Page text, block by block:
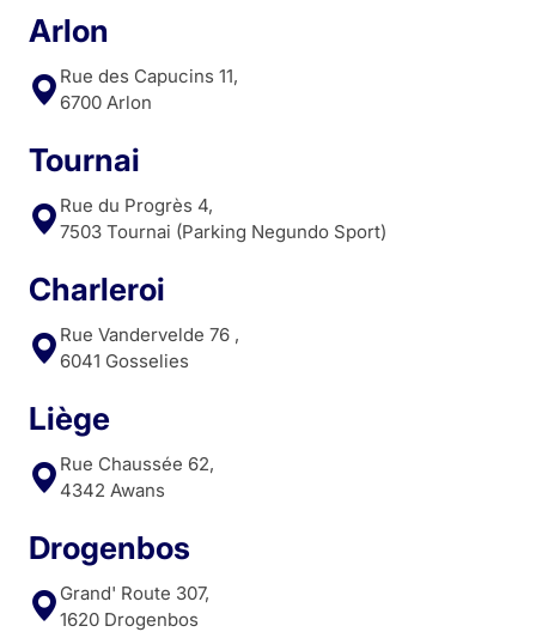
Arlon
Rue des Capucins 11,
6700 Arlon
Tournai
Rue du Progrès 4,
7503 Tournai (Parking Negundo Sport)
Charleroi
Rue Vandervelde 76 ,
6041 Gosselies
Liège
Rue Chaussée 62,
4342 Awans
Drogenbos
Grand' Route 307,
1620 Drogenbos